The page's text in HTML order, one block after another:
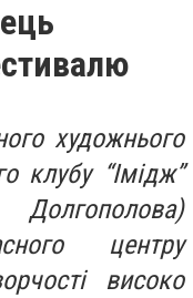
художнього
клубу “Імідж”
центру
високо